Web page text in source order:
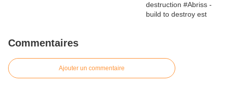
Commentaires
Ajouter un commentaire